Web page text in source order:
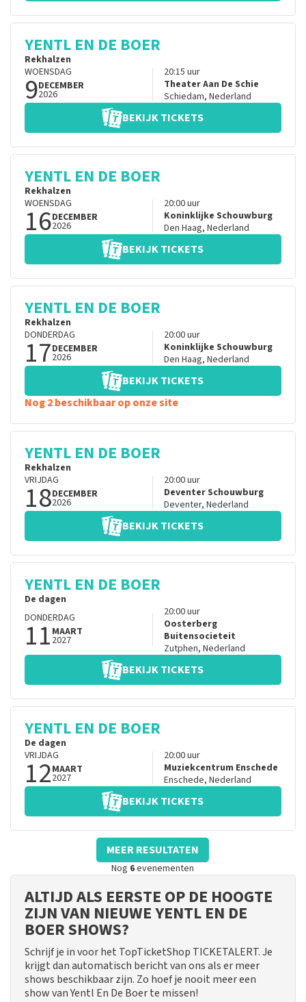
YENTL EN DE BOER
Rekhalzen
WOENSDAG
9DECEMBER
2026
20:15 uur
Theater Aan De Schie
Schiedam, Nederland
BEKIJK TICKETS
YENTL EN DE BOER
Rekhalzen
WOENSDAG
16DECEMBER
2026
20:00uur
Koninklijke Schouwburg
Den Haag, Nederland
BEKIJK TICKETS
YENTL EN DE BOER
Rekhalzen
DONDERDAG
17DECEMBER
2026
20:00uur
Koninklijke Schouwburg
Den Haag, Nederland
BEKIJK TICKETS
Nog 2 beschikbaar op onze site
YENTL EN DE BOER
Rekhalzen
VRIJDAG
18DECEMBER
2026
20:00uur
Deventer Schouwburg
Deventer, Nederland
BEKIJK TICKETS
YENTL EN DE BOER
De dagen
DONDERDAG
11 MAART
2027
20:00uur
Oosterberg
Buitensocieteit
Zutphen, Nederland
BEKIJK TICKETS
YENTL EN DE BOER
De dagen
VRIJDAG
12MAART
2027
20:00uur
Muziekcentrum Enschede
Enschede, Nederland
BEKIJK TICKETS
MEER RESULTATEN
Nog 6evenementen
ALTIJD ALS EERSTE OP DE HOOGTE
ZIJN VAN NIEUWE YENTL EN DE
BOER SHOWS?
Schrijf je in voor het TopTicketShop TICKETALERT. Je
krijgt dan automatisch bericht van ons als er meer
shows beschikbaar zijn. Zo hoef je nooit meer een
show van Yentl En De Boer te missen!